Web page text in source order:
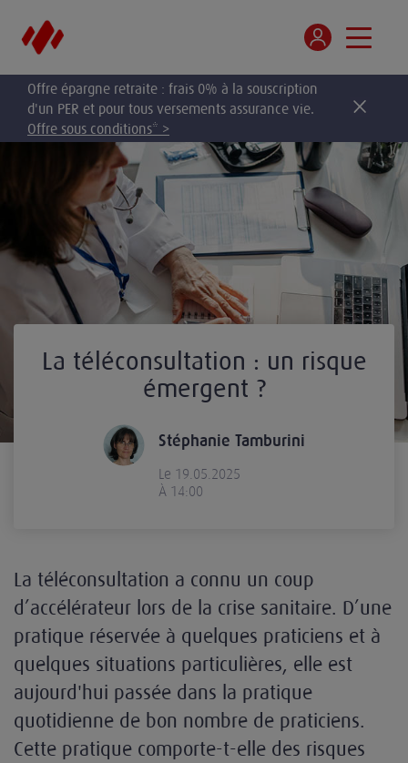
Offre épargne retraite : frais 0% à la souscription
d'un PER et pour tous versements assurance vie.
Offre sous conditions* >
La téléconsultation : un risque
émergent ?
Stéphanie Tamburini
Le 19.05.2025
À 14:00
La téléconsultation a connu un coup
d’accélérateur lors de la crise sanitaire. D’une
pratique réservée à quelques praticiens et à
quelques situations particulières, elle est
aujourd'hui passée dans la pratique
quotidienne de bon nombre de praticiens.
Cette pratique comporte-t-elle des risques